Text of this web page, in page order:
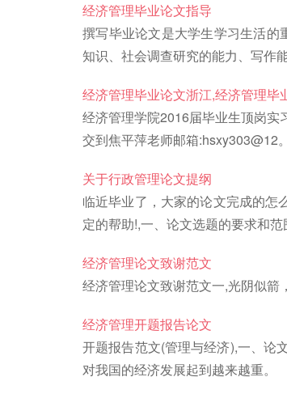
经济管理毕业论文指导
撰写毕业论文是大学生学习生活
知识、社会调查研究的能力、写作
经济管理毕业论文浙江,经济管理毕
经济管理学院2016届毕业生顶岗
交到焦平萍老师邮箱:hsxy303@12。
关于行政管理论文提纲
临近毕业了，大家的论文完成的怎
定的帮助!,一、论文选题的要求和范
经济管理论文致谢范文
经济管理论文致谢范文一,光阴似箭
经济管理开题报告论文
开题报告范文(管理与经济),一、论
对我国的经济发展起到越来越重。